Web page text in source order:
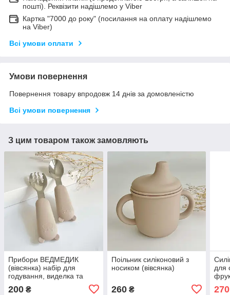
пошті). Реквізити надішлемо у Viber
Картка "7000 до року" (посилання на оплату надішлемо
на Viber)
Всі умови оплати
Умови повернення
Повернення товару впродовж 14 днів за домовленістю
Всі умови повернення
З цим товаром також замовляють
Прибори ВЕДМЕДИК
(вівсянка) набір для
годування, виделка та
ложка з нержавіючої сталі
200 ₴
Поільник силіконовий з
носиком (вівсянка)
260₴
для
270